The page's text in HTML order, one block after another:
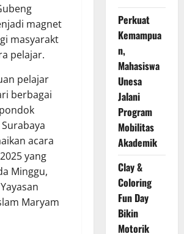
magnet
masyarakt
pelajar.
pelajar
berbagai
acara
yang
Minggu,
Maryam
Perkuat
Kemampua
n,
Mahasiswa
Unesa
Jalani
Program
Mobilitas
Akademik
Clay &
Coloring
Fun Day
Bikin
Motorik